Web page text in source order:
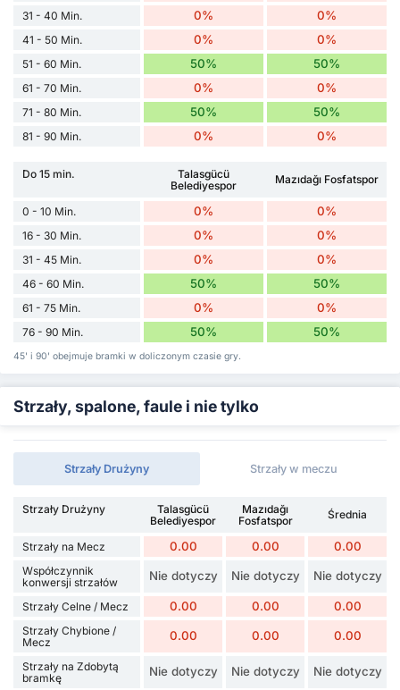
31 - 40 Min. 0% 0%
41 - 50 Min. 0% 0%
51 - 60 Min. 50% 50%
61 - 70 Min. 0% 0%
71 - 80 Min. 50% 50%
81 - 90 Min. 0% 0%
Do 15 min.
Talasgücü
Belediyespor
Mazıdağı Fosfatspor
0 - 10 Min. 0% 0%
16 - 30 Min. 0% 0%
31 - 45 Min. 0% 0%
46 - 60 Min. 50% 50%
61 - 75 Min. 0% 0%
76 - 90 Min. 50% 50%
45' i 90' obejmuje bramki w doliczonym czasie gry.
Strzały, spalone, faule i nie tylko
Strzały Drużyny Strzały w meczu
Strzały Drużyny
Talasgücü
Belediyespor
Mazıdağı
Fosfatspor
Średnia
Strzały na Mecz 0.00 0.00 0.00
Współczynnik
konwersji strzałów
Nie dotyczy Nie dotyczy Nie dotyczy
Strzały Celne / Mecz 0.00 0.00 0.00
Strzały Chybione /
Mecz
0.00 0.00 0.00
Strzały na Zdobytą
bramkę
Nie dotyczy Nie dotyczy Nie dotyczy